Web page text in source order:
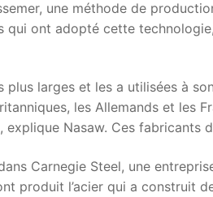
une méthode de
qui ont adopté cette
larges et les a utilisées à
les Allemands et les
Nasaw. Ces fabricants
Carnegie Steel, une
produit l’acier qui a construit